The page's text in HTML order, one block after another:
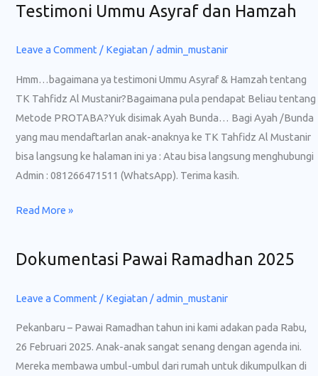
Skip
content
Testimoni Ummu Asyraf dan Hamzah
Leave a Comment / Kegiatan /admin_mustanir
Hmm…bagaimana ya testimoni Ummu Asyraf & Hamzah tentang
TK Tahfidz Al Mustanir?Bagaimana pula pendapat Beliau tentang
Metode PROTABA?Yuk disimak Ayah Bunda… Bagi Ayah /Bunda
yang mau mendaftarlan anak-anaknya ke TK Tahfidz Al Mustanir
bisa langsung ke halaman ini ya : Atau bisa langsung menghubungi
Admin : 081266471511 (WhatsApp). Terima kasih.
Testimoni
Asyraf
Hamzah
Read More »
Dokumentasi Pawai Ramadhan 2025
Leave a Comment / Kegiatan /admin_mustanir
Pekanbaru – Pawai Ramadhan tahun ini kami adakan pada Rabu,
26 Februari 2025. Anak-anak sangat senang dengan agenda ini.
Mereka membawa umbul-umbul dari rumah untuk dikumpulkan di
Dokumentasi
Ramadhan